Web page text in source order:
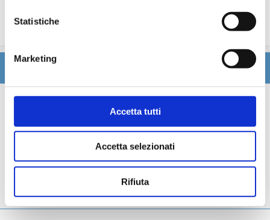
Statistiche
Marketing
Accetta tutti
Accetta selezionati
Rifiuta
trattamenti estetici, medico, navigazione internet,
lavanderia).
Scheda tecnica
Galleria
Cabine
Ponti